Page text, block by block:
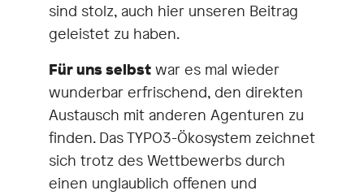
sind stolz, auch hier unseren Beitrag
geleistet zu haben.
Für uns selbst war es mal wieder
wunderbar erfrischend, den direkten
Austausch mit anderen Agenturen zu
finden. Das TYPO3-Ökosystem zeichnet
sich trotz des Wettbewerbs durch
einen unglaublich offenen und